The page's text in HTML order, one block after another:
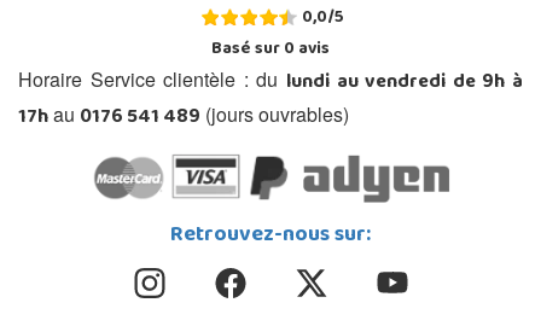
0,0/5
Basé sur0avis
Horaire Service clientèle : du lundi au vendredi de 9h à
17hau 0176 541 489 (jours ouvrables)
Retrouvez-nous sur: